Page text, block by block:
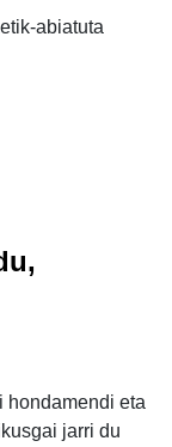
hondamendi eta
jarri du